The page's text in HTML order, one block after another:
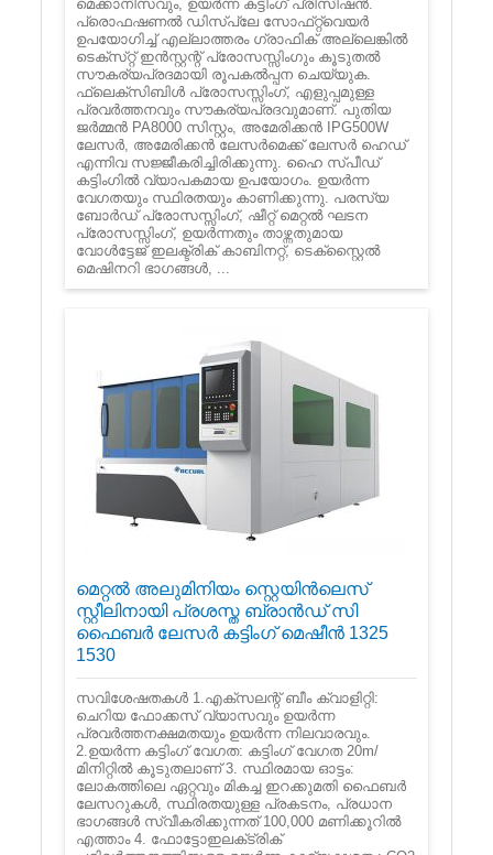
മെക്കാനിസവും, ഉയർന്ന കട്ടിംഗ് പ്രിസിഷൻ.
പ്രൊഫഷണൽ ഡിസ്പ്ലേ സോഫ്‌റ്റ്‌വെയർ
ഉപയോഗിച്ച് എല്ലാത്തരം ഗ്രാഫിക് അല്ലെങ്കിൽ
ടെക്‌സ്‌റ്റ് ഇൻസ്റ്റന്റ് പ്രോസസ്സിംഗും കൂടുതൽ
സൗകര്യപ്രദമായി രൂപകൽപ്പന ചെയ്യുക.
ഫ്ലെക്സിബിൾ പ്രോസസ്സിംഗ്, എളുപ്പമുള്ള
പ്രവർത്തനവും സൗകര്യപ്രദവുമാണ്. പുതിയ
ജർമ്മൻ PA8000 സിസ്റ്റം, അമേരിക്കൻ IPG500W
ലേസർ, അമേരിക്കൻ ലേസർമെക്ക് ലേസർ ഹെഡ്
എന്നിവ സജ്ജീകരിച്ചിരിക്കുന്നു. ഹൈ സ്പീഡ്
കട്ടിംഗിൽ വ്യാപകമായ ഉപയോഗം. ഉയർന്ന
വേഗതയും സ്ഥിരതയും കാണിക്കുന്നു. പരസ്യ
ബോർഡ് പ്രോസസ്സിംഗ്, ഷീറ്റ് മെറ്റൽ ഘടന
പ്രോസസ്സിംഗ്, ഉയർന്നതും താഴ്ന്നതുമായ
വോൾട്ടേജ് ഇലക്ട്രിക് കാബിനറ്റ്, ടെക്സ്റ്റൈൽ
മെഷിനറി ഭാഗങ്ങൾ, ...
മെറ്റൽ അലുമിനിയം സ്റ്റെയിൻലെസ്
സ്റ്റീലിനായി പ്രശസ്ത ബ്രാൻഡ് സി
ഫൈബർ ലേസർ കട്ടിംഗ് മെഷീൻ 1325
1530
സവിശേഷതകൾ 1.എക്‌സലന്റ് ബീം ക്വാളിറ്റി:
ചെറിയ ഫോക്കസ് വ്യാസവും ഉയർന്ന
പ്രവർത്തനക്ഷമതയും ഉയർന്ന നിലവാരവും.
2.ഉയർന്ന കട്ടിംഗ് വേഗത: കട്ടിംഗ് വേഗത 20m/
മിനിറ്റിൽ കൂടുതലാണ് 3. സ്ഥിരമായ ഓട്ടം:
ലോകത്തിലെ ഏറ്റവും മികച്ച ഇറക്കുമതി ഫൈബർ
ലേസറുകൾ, സ്ഥിരതയുള്ള പ്രകടനം, പ്രധാന
ഭാഗങ്ങൾ സ്വീകരിക്കുന്നത് 100,000 മണിക്കൂറിൽ
എത്താം 4. ഫോട്ടോഇലക്‌ട്രിക്